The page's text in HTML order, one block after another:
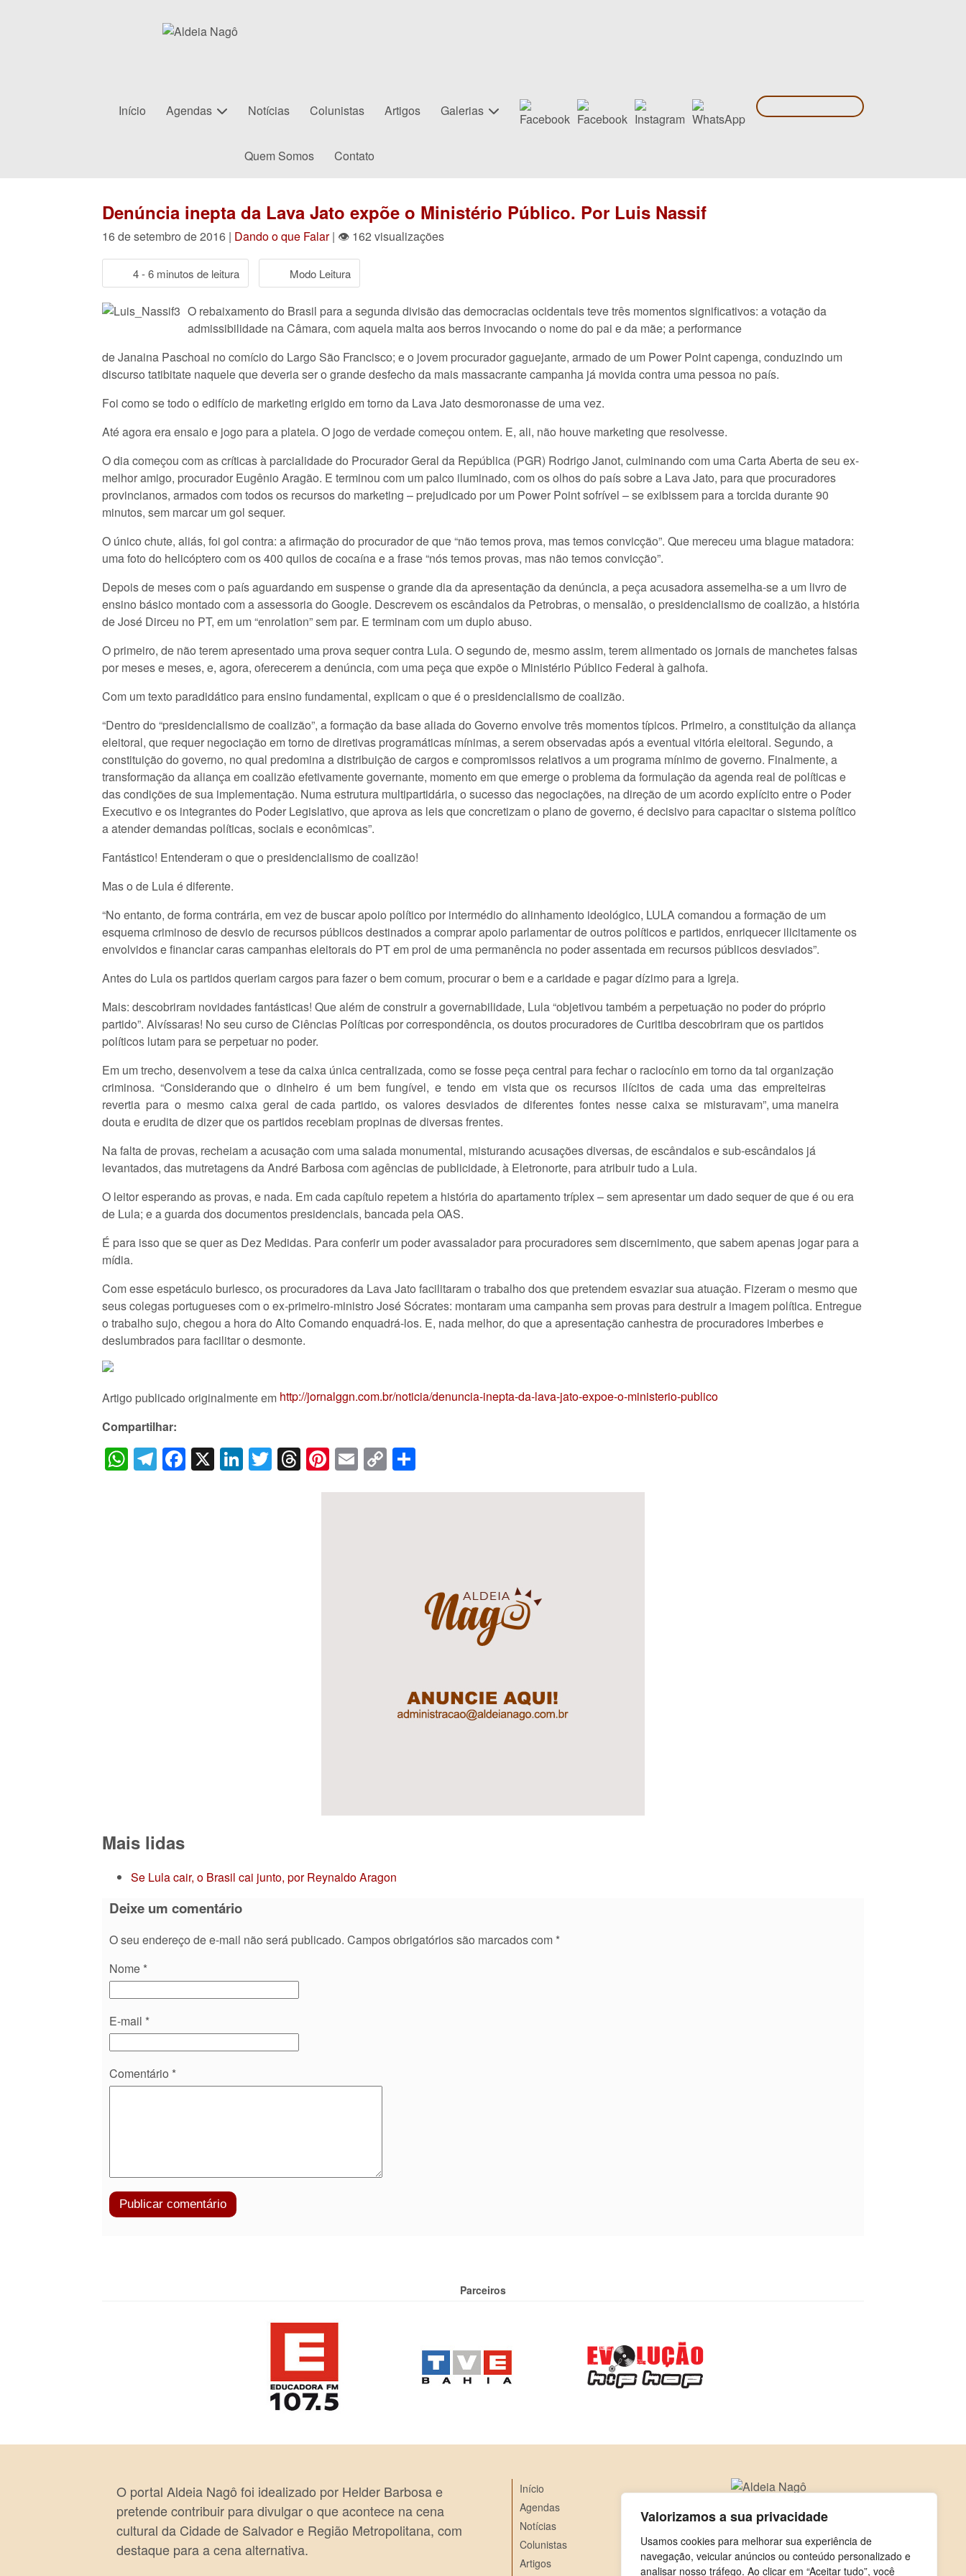
Valorizamos a sua privacidade
Usamos cookies para melhorar sua experiência de
navegação, veicular anúncios ou conteúdo personalizado e
analisar nosso tráfego. Ao clicar em “Aceitar tudo”, você
Início Agendas Notícias Colunistas Artigos Galerias
Quem Somos Contato
Denúncia inepta da Lava Jato expõe o Ministério Público. Por Luis Nassif
16 de setembro de 2016 | Dando o que Falar| 👁 162 visualizações
4 - 6 minutos de leitura Modo Leitura
O rebaixamento do Brasil para a segunda divisão das democracias ocidentais teve três momentos significativos: a votação da
admissibilidade na Câmara, com aquela malta aos berros invocando o nome do pai e da mãe; a performance
de Janaina Paschoal no comício do Largo São Francisco; e o jovem procurador gaguejante, armado de um Power Point capenga, conduzindo um
discurso tatibitate naquele que deveria ser o grande desfecho da mais massacrante campanha já movida contra uma pessoa no país.
Foi como se todo o edifício de marketing erigido em torno da Lava Jato desmoronasse de uma vez.
Até agora era ensaio e jogo para a plateia. O jogo de verdade começou ontem. E, ali, não houve marketing que resolvesse.
O dia começou com as críticas à parcialidade do Procurador Geral da República (PGR) Rodrigo Janot, culminando com uma Carta Aberta de seu ex-
melhor amigo, procurador Eugênio Aragão. E terminou com um palco iluminado, com os olhos do país sobre a Lava Jato, para que procuradores
provincianos, armados com todos os recursos do marketing – prejudicado por um Power Point sofrível – se exibissem para a torcida durante 90
minutos, sem marcar um gol sequer.
O único chute, aliás, foi gol contra: a afirmação do procurador de que “não temos prova, mas temos convicção”. Que mereceu uma blague matadora:
uma foto do helicóptero com os 400 quilos de cocaína e a frase “nós temos provas, mas não temos convicção”.
Depois de meses com o país aguardando em suspense o grande dia da apresentação da denúncia, a peça acusadora assemelha-se a um livro de
ensino básico montado com a assessoria do Google. Descrevem os escândalos da Petrobras, o mensalão, o presidencialismo de coalizão, a história
de José Dirceu no PT, em um “enrolation” sem par. E terminam com um duplo abuso.
O primeiro, de não terem apresentado uma prova sequer contra Lula. O segundo de, mesmo assim, terem alimentado os jornais de manchetes falsas
por meses e meses, e, agora, oferecerem a denúncia, com uma peça que expõe o Ministério Público Federal à galhofa.
Com um texto paradidático para ensino fundamental, explicam o que é o presidencialismo de coalizão.
“Dentro do “presidencialismo de coalizão”, a formação da base aliada do Governo envolve três momentos típicos. Primeiro, a constituição da aliança
eleitoral, que requer negociação em torno de diretivas programáticas mínimas, a serem observadas após a eventual vitória eleitoral. Segundo, a
constituição do governo, no qual predomina a distribuição de cargos e compromissos relativos a um programa mínimo de governo. Finalmente, a
transformação da aliança em coalizão efetivamente governante, momento em que emerge o problema da formulação da agenda real de políticas e
das condições de sua implementação. Numa estrutura multipartidária, o sucesso das negociações, na direção de um acordo explícito entre o Poder
Executivo e os integrantes do Poder Legislativo, que aprova as leis que concretizam o plano de governo, é decisivo para capacitar o sistema político
a atender demandas políticas, sociais e econômicas”.
Fantástico! Entenderam o que o presidencialismo de coalizão!
Mas o de Lula é diferente.
“No entanto, de forma contrária, em vez de buscar apoio político por intermédio do alinhamento ideológico, LULA comandou a formação de um
esquema criminoso de desvio de recursos públicos destinados a comprar apoio parlamentar de outros políticos e partidos, enriquecer ilicitamente os
envolvidos e financiar caras campanhas eleitorais do PT em prol de uma permanência no poder assentada em recursos públicos desviados”.
Antes do Lula os partidos queriam cargos para fazer o bem comum, procurar o bem e a caridade e pagar dízimo para a Igreja.
Mais: descobriram novidades fantásticas! Que além de construir a governabilidade, Lula “objetivou também a perpetuação no poder do próprio
partido”. Alvíssaras! No seu curso de Ciências Políticas por correspondência, os doutos procuradores de Curitiba descobriram que os partidos
políticos lutam para se perpetuar no poder.
Em um trecho, desenvolvem a tese da caixa única centralizada, como se fosse peça central para fechar o raciocínio em torno da tal organização
criminosa. “Considerando que o dinheiro é um bem fungível, e tendo em vista que os recursos ilícitos de cada uma das empreiteiras
revertia para o mesmo caixa geral de cada partido, os valores desviados de diferentes fontes nesse caixa se misturavam”, uma maneira
douta e erudita de dizer que os partidos recebiam propinas de diversas frentes.
Na falta de provas, recheiam a acusação com uma salada monumental, misturando acusações diversas, de escândalos e sub-escândalos já
levantados, das mutretagens da André Barbosa com agências de publicidade, à Eletronorte, para atribuir tudo a Lula.
O leitor esperando as provas, e nada. Em cada capítulo repetem a história do apartamento tríplex – sem apresentar um dado sequer de que é ou era
de Lula; e a guarda dos documentos presidenciais, bancada pela OAS.
É para isso que se quer as Dez Medidas. Para conferir um poder avassalador para procuradores sem discernimento, que sabem apenas jogar para a
mídia.
Com esse espetáculo burlesco, os procuradores da Lava Jato facilitaram o trabalho dos que pretendem esvaziar sua atuação. Fizeram o mesmo que
seus colegas portugueses com o ex-primeiro-ministro José Sócrates: montaram uma campanha sem provas para destruir a imagem política. Entregue
o trabalho sujo, chegou a hora do Alto Comando enquadrá-los. E, nada melhor, do que a apresentação canhestra de procuradores imberbes e
deslumbrados para facilitar o desmonte.
Artigo publicado originalmente em http://jornalggn.com.br/noticia/denuncia-inepta-da-lava-jato-expoe-o-ministerio-publico
Compartilhar:
WhatsApp
Telegram
Facebook
X LinkedIn
Twitter
Threads
Pinterest
Email
Copy
Link
Mais lidas
Se Lula cair, o Brasil cai junto, por Reynaldo Aragon
Deixe um comentário
O seu endereço de e-mail não será publicado. Campos obrigatórios são marcados com *
Nome *
E-mail *
Comentário *
Parceiros
O portal Aldeia Nagô foi idealizado por Helder Barbosa e
pretende contribuir para divulgar o que acontece na cena
cultural da Cidade de Salvador e Região Metropolitana, com
destaque para a cena alternativa.
Início
Agendas
Notícias
Colunistas
Artigos